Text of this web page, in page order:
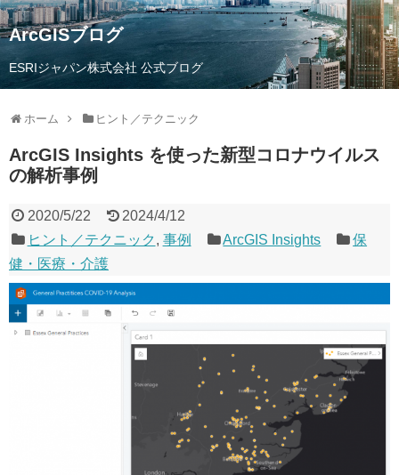
ArcGISブログ
ESRIジャパン株式会社 公式ブログ
ホーム ヒント／テクニック
ArcGIS Insights を使った新型コロナウイルス
の解析事例
2020/5/22
2024/4/12
ヒント／テクニック , 事例 ArcGIS Insights
保
健・医療・介護